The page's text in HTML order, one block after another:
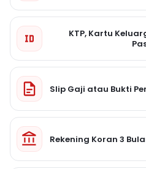
KTP, Kartu
Slip Gaji atau Bukti
Rekening Koran 3